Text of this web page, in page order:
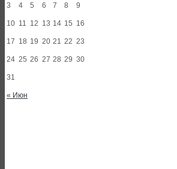
« Июн
3 4 5 6 7 8 9
10 11 12 13 14 15 16
17 18 19 20 21 22 23
24 25 26 27 28 29 30
31